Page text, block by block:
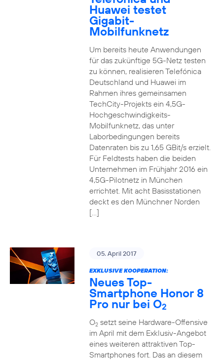
Huawei testet
Gigabit-
Mobilfunknetz
Um bereits heute Anwendungen
für das zukünftige 5G-Netz testen
zu können, realisieren Telefónica
Deutschland und Huawei im
Rahmen ihres gemeinsamen
TechCity-Projekts ein 4,5G-
Hochgeschwindigkeits-
Mobilfunknetz, das unter
Laborbedingungen bereits
Datenraten bis zu 1,65 GBit/s erzielt.
Für Feldtests haben die beiden
Unternehmen im Frühjahr 2016 ein
4,5G-Pilotnetz in München
errichtet. Mit acht Basisstationen
deckt es den Münchner Norden
[…]
05. April 2017
EXKLUSIVE KOOPERATION:
Neues Top-
Smartphone Honor 8
Pro nur bei O2
O2setzt seine Hardware-Offensive
im April mit dem Exklusiv-Angebot
eines weiteren attraktiven Top-
Smartphones fort. Das an diesem